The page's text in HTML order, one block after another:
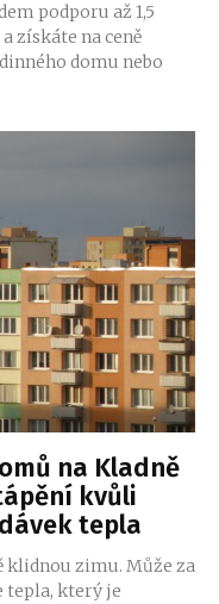
podporu až 1,5
získáte na ceně
na Kladně
kvůli
tepla
zimu. Může za
tepla, který je